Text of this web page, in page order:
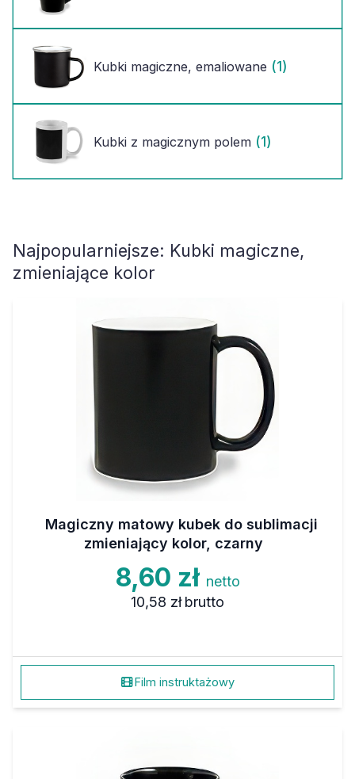
Kubki magiczne, emaliowane (1)
Kubki z magicznym polem (1)
Najpopularniejsze: Kubki magiczne,
zmieniające kolor
Magiczny matowy kubek do sublimacji
zmieniający kolor, czarny
8,60 zł netto
10,58 zł brutto
Film instruktażowy